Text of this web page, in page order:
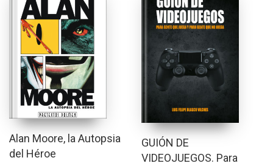
Alan Moore, la Autopsia
del Héroe
GUIÓN DE
VIDEOJUEGOS. Para